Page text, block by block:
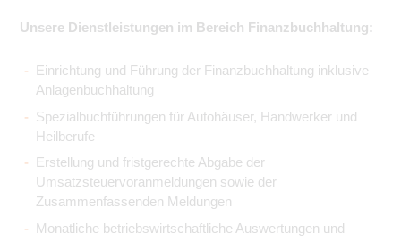
Unsere Dienstleistungen im Bereich Finanzbuchhaltung:
Einrichtung und Führung der Finanzbuchhaltung inklusive
Anlagenbuchhaltung
Spezialbuchführungen für Autohäuser, Handwerker und
Heilberufe
Erstellung und fristgerechte Abgabe der
Umsatzsteuervoranmeldungen sowie der
Zusammenfassenden Meldungen
Monatliche betriebswirtschaftliche Auswertungen und